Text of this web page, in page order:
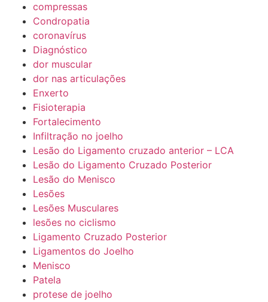
compressas
Condropatia
coronavírus
Diagnóstico
dor muscular
dor nas articulações
Enxerto
Fisioterapia
Fortalecimento
Infiltração no joelho
Lesão do Ligamento cruzado anterior – LCA
Lesão do Ligamento Cruzado Posterior
Lesão do Menisco
Lesões
Lesões Musculares
lesões no ciclismo
Ligamento Cruzado Posterior
Ligamentos do Joelho
Menisco
Patela
protese de joelho